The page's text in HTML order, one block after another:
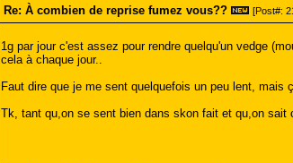
Re: À combien de reprise fumez vous?? [Post#:
1g par jour c'est assez pour rendre quelqu'un vedge
cela à chaque jour..
Faut dire que je me sent quelquefois un peu lent, mais
Tk, tant qu,on se sent bien dans skon fait et qu,on sait